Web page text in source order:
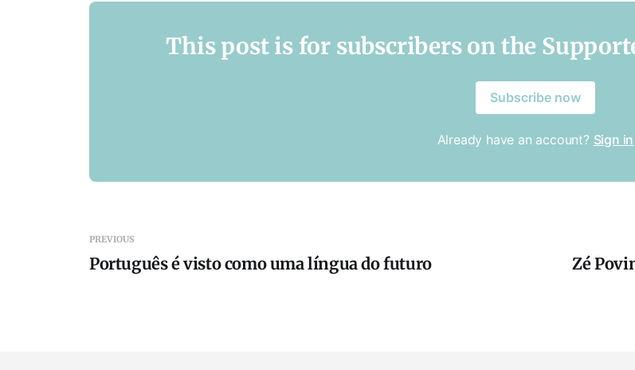
This post is for subscribers on the
Subscribe now
Already have an account? Sign in
PREVIOUS
Português é visto como uma língua do futuro Zé